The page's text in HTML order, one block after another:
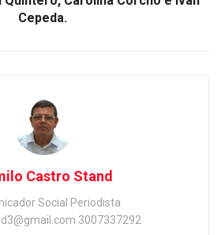
Cepeda.
Castro Stand
Social Periodista
3007337292